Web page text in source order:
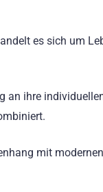
es sich um
an ihre
mit